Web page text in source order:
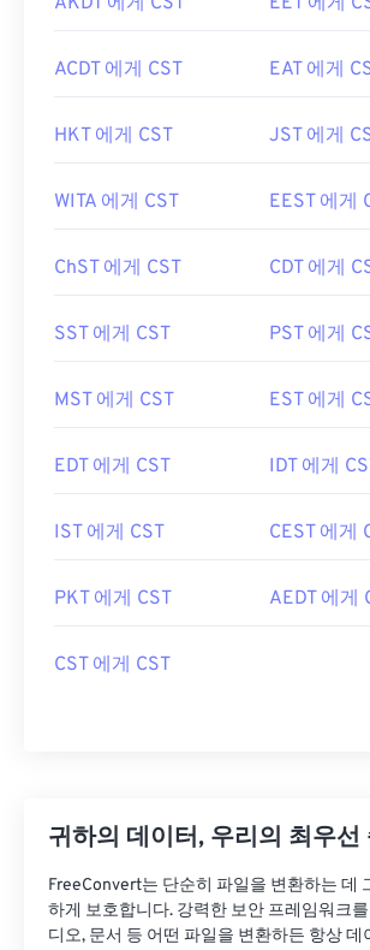
ACDT 에게 CST EAT 에게
HKT 에게 CST JST 에게
WITA 에게 CST EEST 에게
ChST 에게 CST CDT 에게
SST 에게 CST PST 에게
MST 에게 CST EST 에게
EDT 에게 CST IDT 에게
IST 에게 CST CEST 에게
PKT 에게 CST AEDT 에게
CST 에게 CST
귀하의 데이터, 우리의 최우선
FreeConvert는 단순히 파일을 변환하는 데
하게 보호합니다. 강력한 보안 프레임워크를
디오, 문서 등 어떤 파일을 변환하든 항상 데